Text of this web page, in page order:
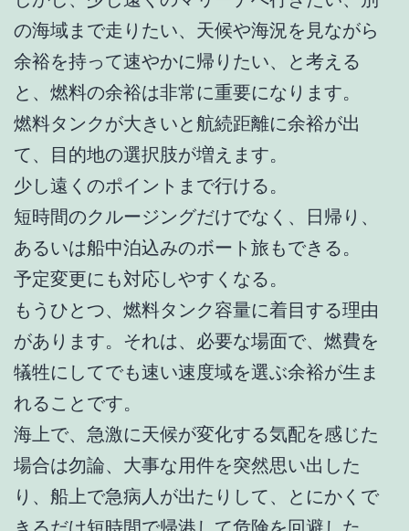
の海域まで走りたい、天候や海況を見ながら
余裕を持って速やかに帰りたい、と考える
と、燃料の余裕は非常に重要になります。
燃料タンクが大きいと航続距離に余裕が出
て、目的地の選択肢が増えます。
少し遠くのポイントまで行ける。
短時間のクルージングだけでなく、日帰り、
あるいは船中泊込みのボート旅もできる。
予定変更にも対応しやすくなる。
もうひとつ、燃料タンク容量に着目する理由
があります。それは、必要な場面で、燃費を
犠牲にしてでも速い速度域を選ぶ余裕が生ま
れることです。
海上で、急激に天候が変化する気配を感じた
場合は勿論、大事な用件を突然思い出した
り、船上で急病人が出たりして、とにかくで
きるだけ短時間で帰港して危険を回避した